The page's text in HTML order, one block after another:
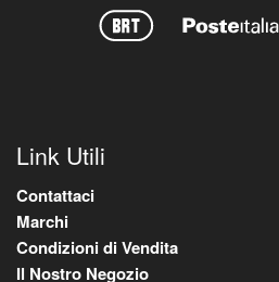
Link Utili
Contattaci
Marchi
Condizioni di Vendita
Il Nostro Negozio